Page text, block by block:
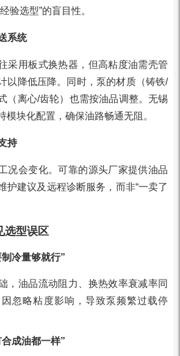
验选型”的盲目性。
系统
采用板式换热器，但高粘度油需壳管
以降低压降。同时，泵的材质（铸铁/
（离心/齿轮）也需按油品调整。无锡
模块化配置，确保油路畅通无阻。
持
况会变化。可靠的源头厂家提供油品
护建议及远程诊断服务，而非“一卖了
选型误区
冷量够就行”
，油品流动阻力、换热效率衰减率同
忽略粘度影响，导致泵频繁过载停
成油都一样”